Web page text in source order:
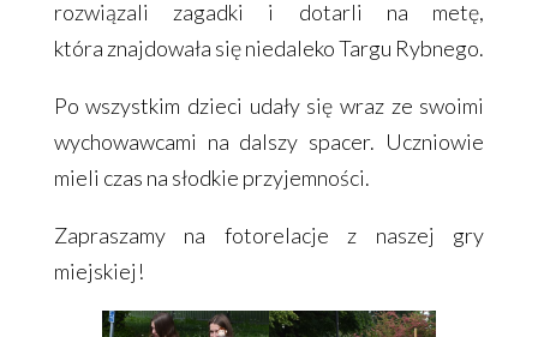
rozwiązali zagadki i dotarli na metę,
która znajdowała się niedaleko Targu Rybnego.
Po wszystkim dzieci udały się wraz ze swoimi
wychowawcami na dalszy spacer. Uczniowie
mieli czas na słodkie przyjemności.
Zapraszamy na fotorelacje z naszej gry
miejskiej!